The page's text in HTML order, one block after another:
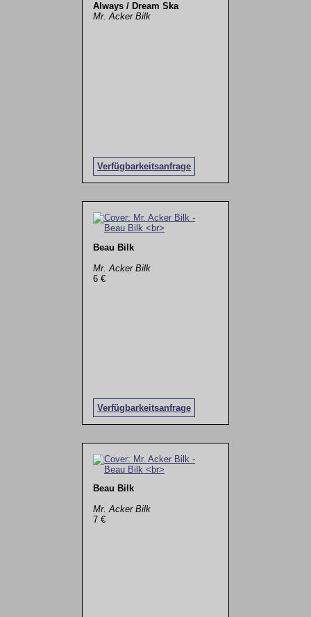
Always / Dream Ska
Mr. Acker Bilk
Verfügbarkeitsanfrage
Beau Bilk
Mr. Acker Bilk
6 €
Verfügbarkeitsanfrage
Beau Bilk
Mr. Acker Bilk
7 €